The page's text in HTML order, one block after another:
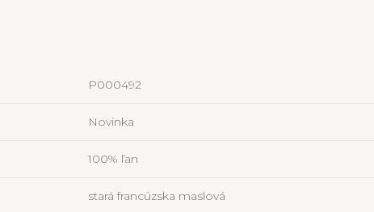
P000492
Novinka
100% ľan
stará francúzska maslová